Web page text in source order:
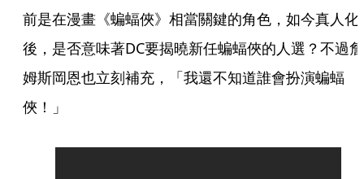
前是在漫畫《蝙蝠俠》相當關鍵的角色，如今真人化
後，是否意味著DC要揭曉新任蝙蝠俠的人選？不過詹
姆斯岡恩也立刻補充，「我還不知道誰會扮演蝙蝠
俠！」